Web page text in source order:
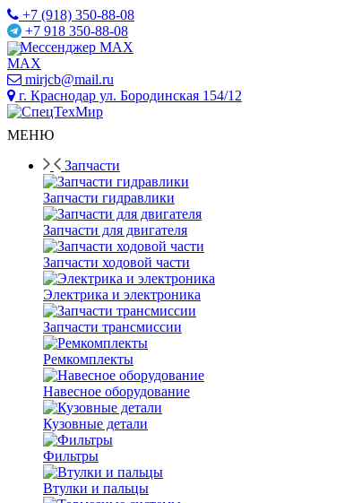
+7 (918) 350-88-08
+7 918 350-88-08
Мессенджер MAX
mirjcb@mail.ru
г. Краснодар ул. Бородинская 154/12
МЕНЮ
Запчасти
Запчасти гидравлики
Запчасти для двигателя
Запчасти ходовой части
Электрика и электроника
Запчасти трансмиссии
Ремкомплекты
Навесное оборудование
Кузовные детали
Фильтры
Втулки и пальцы